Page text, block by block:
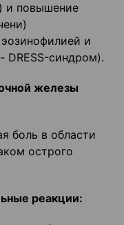
и повышение
и
синдром).
железы
боль в области
острого
реакции: